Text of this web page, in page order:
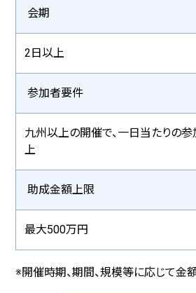
会期
2日以上
参加者要件
九州以上の開催で、一日当たりの
上
助成金額上限
最大500万円
※開催時期、期間、規模等に応じて金